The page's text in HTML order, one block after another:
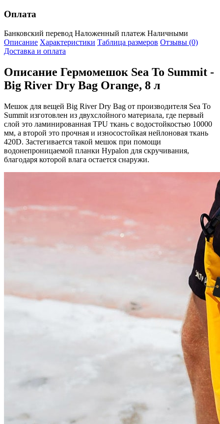
Оплата
Банковский перевод Наложенный платеж Наличными
Описание Характеристики Таблица размеров Отзывы (0)
Доставка и оплата
Описание Гермомешок Sea To Summit -
Big River Dry Bag Orange, 8 л
Мешок для вещей Big River Dry Bag от производителя Sea To
Summit изготовлен из двухслойного материала, где первый
слой это ламинированная TPU ткань с водостойкостью 10000
мм, а второй это прочная и износостойкая нейлоновая ткань
420D. Застегивается такой мешок при помощи
водонепроницаемой планки Hypalon для скручивания,
благодаря которой влага остается снаружи.